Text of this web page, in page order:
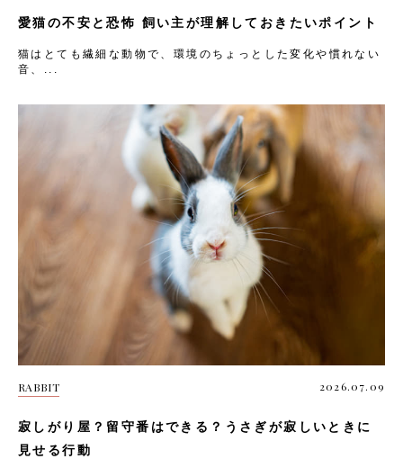
愛猫の不安と恐怖 飼い主が理解しておきたいポイント
猫はとても繊細な動物で、環境のちょっとした変化や慣れない
音、...
RABBIT 2026.07.09
寂しがり屋？留守番はできる？うさぎが寂しいときに
見せる行動